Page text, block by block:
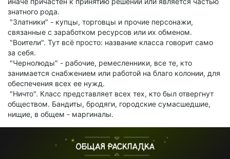
знатного рода.
"Златники" - купцы, торговцы и прочие персонажи,
связанные с заработком ресурсов или их обменом.
"Воители". Тут всё просто: название класса говорит само
за себя.
"Чернолюды" - рабочие, ремесленники, все те, кто
занимается снабжением или работой на благо колонии, для
обеспечения всех ее нужд.
"Ничто". Класс представляет всех тех, кто был отвергнут
обществом. Бандиты, бродяги, городские сумасшедшие,
нищие, в общем - маргиналы.